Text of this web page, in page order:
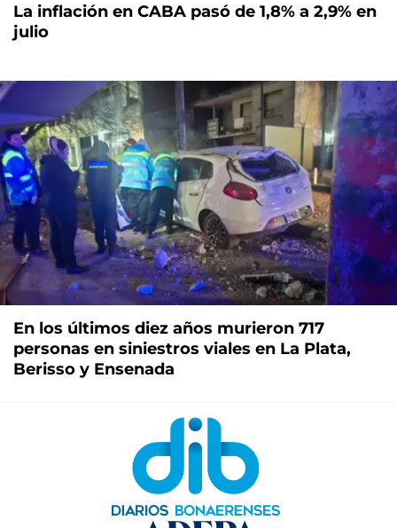
La inflación en CABA pasó de 1,8% a 2,9% en
julio
En los últimos diez años murieron 717
personas en siniestros viales en La Plata,
Berisso y Ensenada